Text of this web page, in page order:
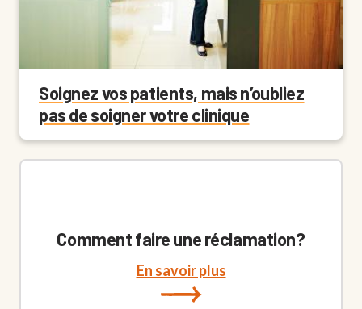
Soignez vos patients, mais n’oubliez
pas de soigner votre clinique
Comment faire une réclamation?
En savoir plus